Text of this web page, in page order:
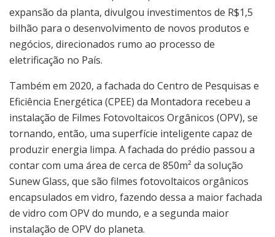
expansão da planta, divulgou investimentos de R$1,5
bilhão para o desenvolvimento de novos produtos e
negócios, direcionados rumo ao processo de
eletrificação no País.
Também em 2020, a fachada do Centro de Pesquisas e
Eficiência Energética (CPEE) da Montadora recebeu a
instalação de Filmes Fotovoltaicos Orgânicos (OPV), se
tornando, então, uma superfície inteligente capaz de
produzir energia limpa. A fachada do prédio passou a
contar com uma área de cerca de 850m² da solução
Sunew Glass, que são filmes fotovoltaicos orgânicos
encapsulados em vidro, fazendo dessa a maior fachada
de vidro com OPV do mundo, e a segunda maior
instalação de OPV do planeta.